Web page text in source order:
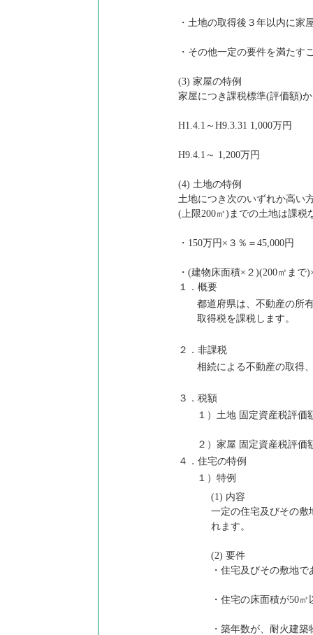
・土地の取得後３年以内に家
・その他一定の要件を満たす
(3) 家屋の特例
家屋につき課税標準(評価額)
H1.4.1～H9.3.31 1,000万円
H9.4.1～ 1,200万円
(4) 土地の特例
土地につき次のいずれか高い
(上限200㎡)までの土地は課税
・150万円×３％＝45,000円
・(建物床面積×２)(200㎡ま
１．概要
都道府県は、不動産の所
取得税を課税します。
２．非課税
相続による不動産の取得
３．税額
１）土地 固定資産税
２）家屋 固定資産税評
４．住宅の特例
１）特例
(1) 内容
一定の住宅及びその敷
れます。
(2) 要件
・住宅及びその敷地で
・住宅の床面積が50
・築年数が、耐火建